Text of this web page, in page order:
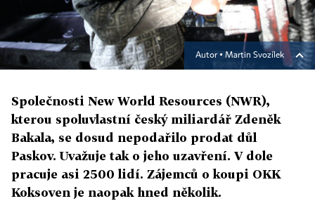
Autor ▪ Martin Svozílek
Společnosti New World Resources (NWR),
kterou spoluvlastní český miliardář Zdeněk
Bakala, se dosud nepodařilo prodat důl
Paskov. Uvažuje tak o jeho uzavření. V dole
pracuje asi 2500 lidí. Zájemců o koupi OKK
Koksoven je naopak hned několik.